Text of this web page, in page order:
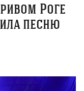
Роге
песню